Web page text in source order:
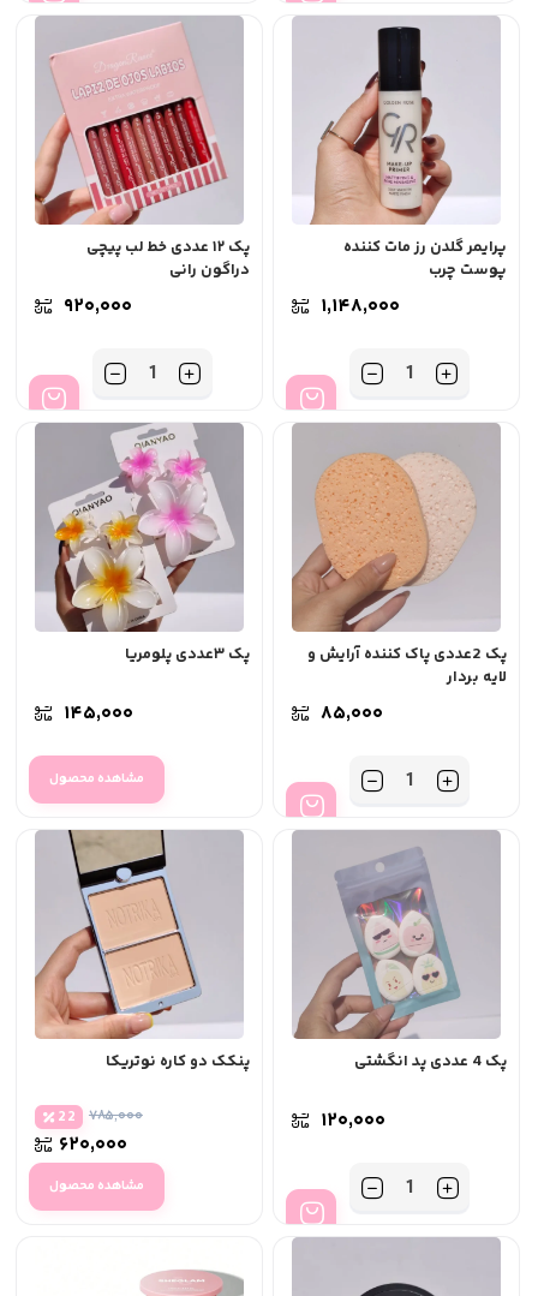
پرایمر گلدن رز مات کننده
پوست چرب
۱,۱۴۸,۰۰۰
تعداد
پک ۱۲ عددی خط لب پیچی
دراگون رانی
۹۲۰,۰۰۰
تعداد
پک 2عددی پاک کننده آرایش و
لایه بردار
۸۵,۰۰۰
تعداد
پک ۳عددی پلومریا
۱۴۵,۰۰۰
مشاهده محصول
پک 4 عددی پد انگشتی
۱۲۰,۰۰۰
تعداد
پنکک دو کاره نوتریکا
۷۸۵,۰۰۰
۶۲۰,۰۰۰
22
مشاهده محصول